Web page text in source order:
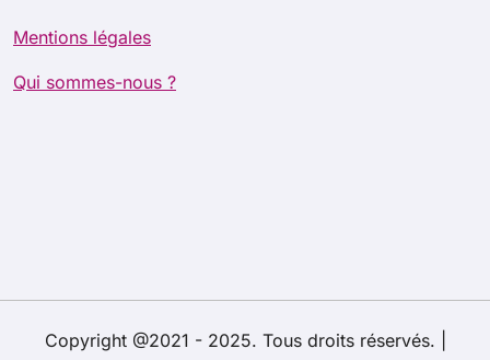
Mentions légales
Qui sommes-nous ?
Copyright @2021 - 2025. Tous droits réservés.